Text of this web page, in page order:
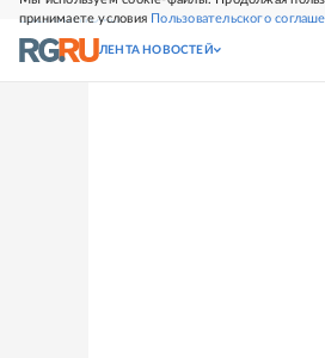
принимаете условия Пользовательского
СВЕЖИЙ НОМЕР
ЛЕНТА НОВОСТЕЙ